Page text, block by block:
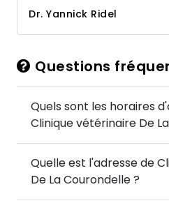
Dr. Yannick Ridel
Questions
Quels sont les horaires
Clinique vétérinaire De
Quelle est l'adresse de
De La Courondelle ?